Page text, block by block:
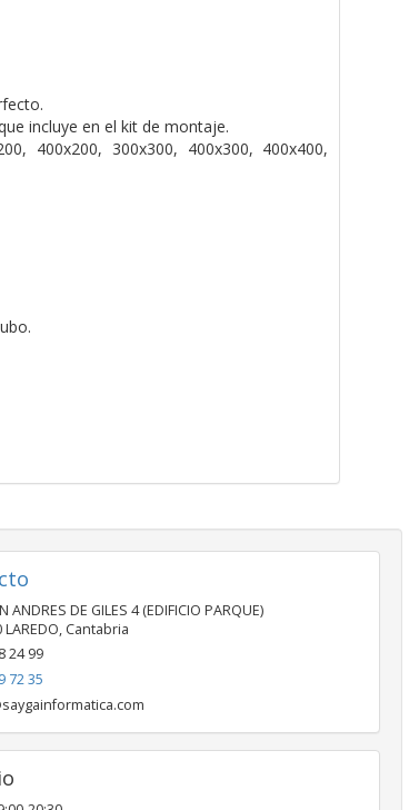
incluye en el kit de montaje.
400x200, 300x300, 400x300, 400x400,
ANDRES DE GILES 4 (EDIFICIO PARQUE)
LAREDO, Cantabria
24 99
72 35